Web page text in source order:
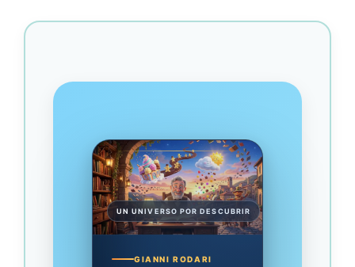
UN UNIVERSO POR DESCUBRIR
GIANNI RODARI